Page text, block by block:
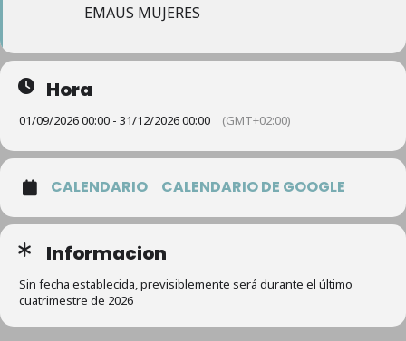
EMAUS MUJERES
Hora
01/09/2026 00:00 - 31/12/2026 00:00 (GMT+02:00)
CALENDARIO CALENDARIO DE GOOGLE
Informacion
Sin fecha establecida, previsiblemente será durante el último
cuatrimestre de 2026